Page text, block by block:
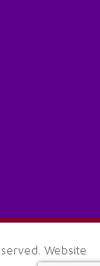
Website